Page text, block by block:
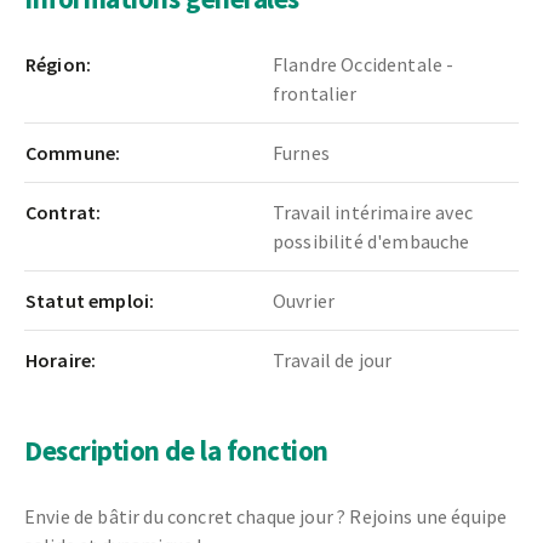
Région:
Flandre Occidentale -
frontalier
Commune: Furnes
Contrat:
Travail intérimaire avec
possibilité d'embauche
Statut emploi: Ouvrier
Horaire: Travail de jour
Description de la fonction
Envie de bâtir du concret chaque jour ? Rejoins une équipe